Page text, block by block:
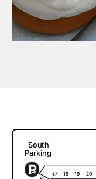
17 18 19 20
South
Parking